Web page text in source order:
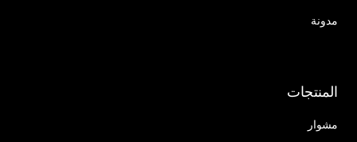
مدونة
المنتجات
مشوار